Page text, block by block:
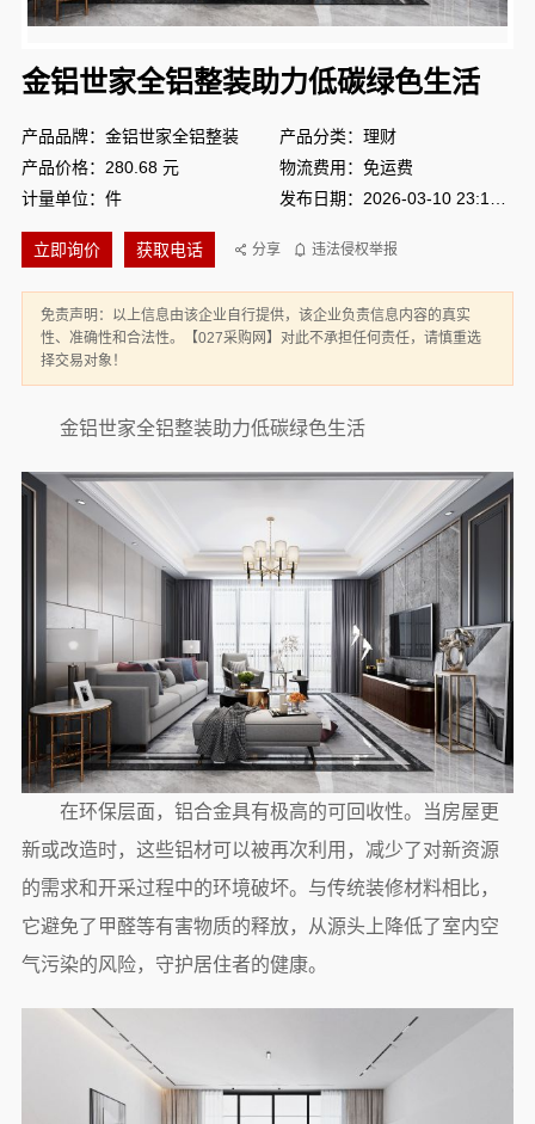
金铝世家全铝整装助力低碳绿色生活
产品品牌：金铝世家全铝整装
产品分类：理财
产品价格：280.68 元
物流费用：免运费
计量单位：件
立即询价 获取电话 分享 违法侵权举报
免责声明：以上信息由该企业自行提供，该企业负责信息内容的真实
性、准确性和合法性。【027采购网】对此不承担任何责任，请慎重选
择交易对象！
金铝世家全铝整装助力低碳绿色生活
在环保层面，铝合金具有极高的可回收性。当房屋更
新或改造时，这些铝材可以被再次利用，减少了对新资源
的需求和开采过程中的环境破坏。与传统装修材料相比，
它避免了甲醛等有害物质的释放，从源头上降低了室内空
气污染的风险，守护居住者的健康。